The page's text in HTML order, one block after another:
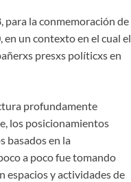
para la conmemoración de
un contexto en el cual el
presxs políticxs en
profundamente
los posicionamientos
basados en la
a poco fue tomando
espacios y actividades de